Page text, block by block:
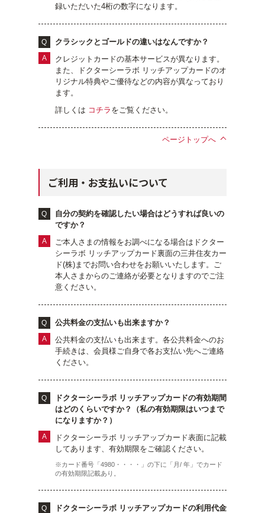
日焼け
ベストコスメ受賞商品
メイク・ボディ・ヘアケア
キャンペーン情報
通販限定商品
アウトレット商品
録いただいた4桁の数字になります。
クラシックとゴールドの違いはなんですか？
クレジットカードの基本サービスが異なります。
また、ドクターシーラボ リッチアップカードのオ
リジナル特典やご優待などの内容が異なっており
ます。
詳しくは コチラ をご覧ください。
ページトップへ
ご利用・お支払いについて
自分の契約を確認したい場合はどうすれば良いの
ですか？
ご本人さまの情報をお調べになる場合はドクター
シーラボ リッチアップカード裏面の三井住友カー
ド(株)までお問い合わせをお願いいたします。ご
本人さまからのご連絡が必要となりますのでご注
意ください。
公共料金の支払いも出来ますか？
公共料金の支払いも出来ます。各公共料金へのお
手続きは、会員様ご自身で各お支払い先へご連絡
ください。
ドクターシーラボ リッチアップカードの有効期間
はどのくらいですか？（私の有効期限はいつまで
になりますか？）
ドクターシーラボ リッチアップカード表面に記載
してあります、有効期限をご確認ください。
※カード番号「4980・・・・」の下に「月/ 年」でカード
の有効期限記載あり。
ドクターシーラボ リッチアップカードの利用代金